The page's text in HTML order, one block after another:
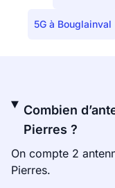
5G à Bouglainval
Combien
Pierres ?
On compte 2
Pierres.